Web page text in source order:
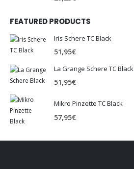
FEATURED PRODUCTS
Iris Schere TC Black
51,95€
La Grange Schere TC Black
51,95€
Mikro Pinzette TC Black
57,95€